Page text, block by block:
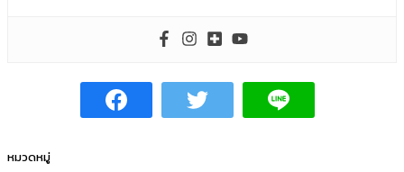
หมวดหมู่